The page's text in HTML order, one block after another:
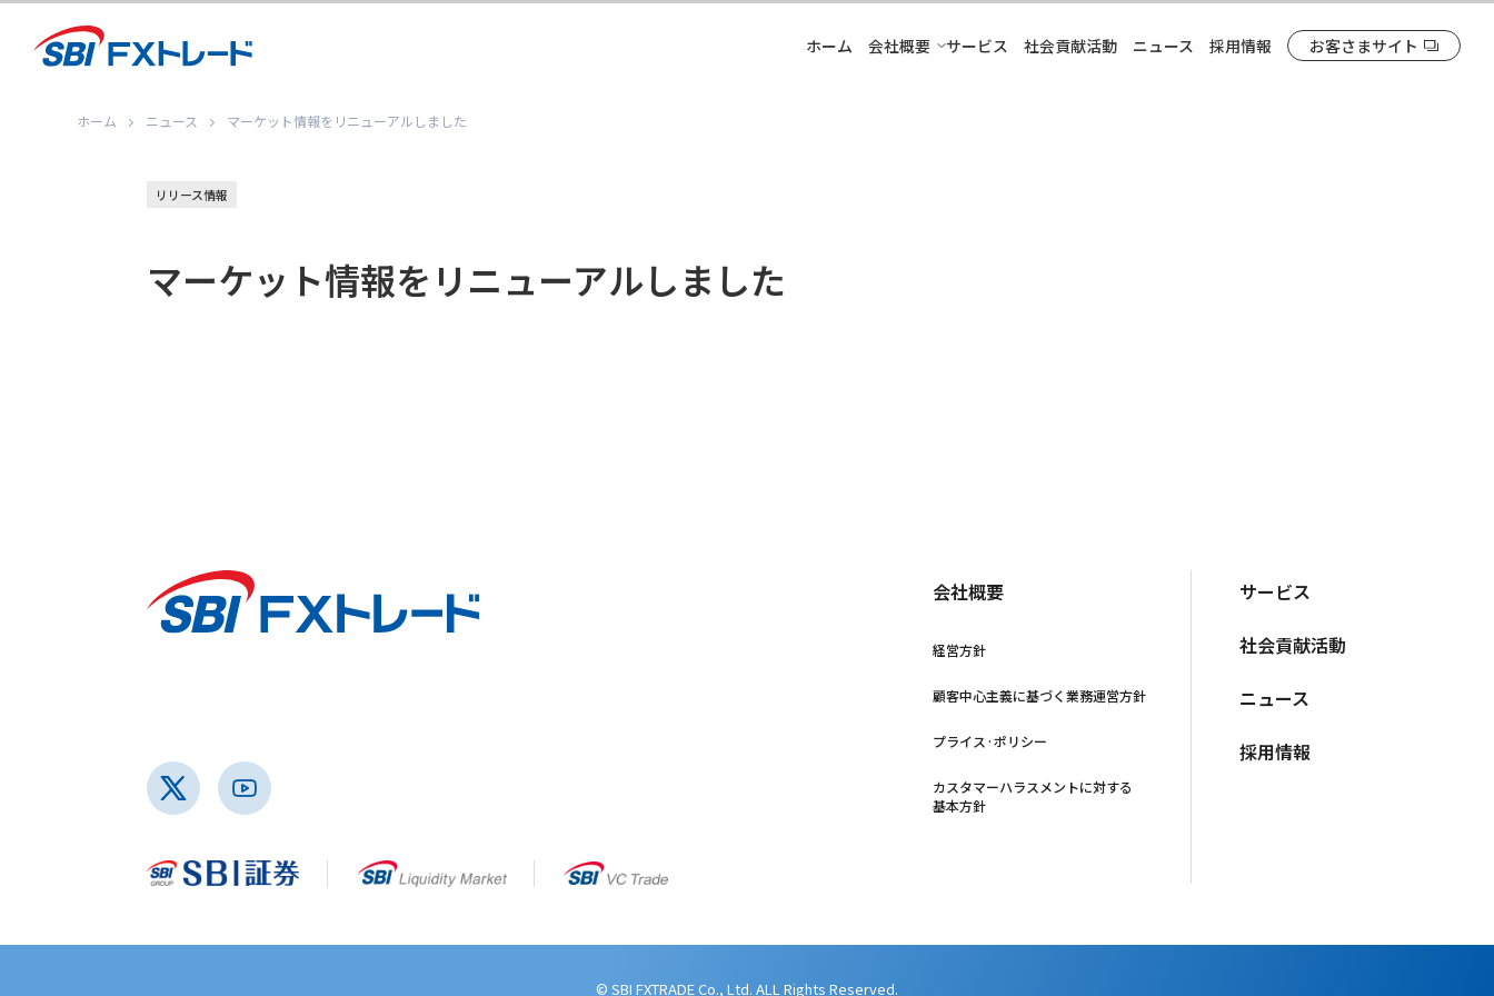
ホーム 会社概要 サービス 社会貢献活動 ニュース 採用情報 お客さまサイト
ホーム ニュース マーケット情報をリニューアルしました
リリース情報
マーケット情報をリニューアルしました
会社概要
経営方針
顧客中心主義に基づく業務運営方針
プライス·ポリシー
カスタマーハラスメントに対する
基本方針
サービス
社会貢献活動
ニュース
採用情報
© SBI FXTRADE Co., Ltd. ALL Rights Reserved.